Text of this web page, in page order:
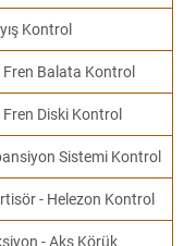
Kontrol
Fren Balata Kontrol
Diski Kontrol
Sistemi Kontrol
- Helezon Kontrol
- Aks Körük